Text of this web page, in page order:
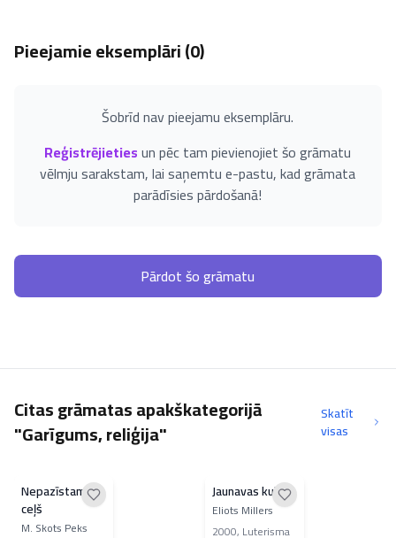
Pieejamie eksemplāri (0)
Šobrīd nav pieejamu eksemplāru.
Reģistrējietiesun pēc tam pievienojiet šo grāmatu
vēlmju sarakstam, lai saņemtu e-pastu, kad grāmata
parādīsies pārdošanā!
Pārdot šo grāmatu
Citas grāmatas apakškategorijā
"Garīgums, reliģija"
Skatīt
visas
Nepazīstamais
ceļš
M. Skots Peks
Jaunavas kults
Eliots Millers
2000, Luterisma